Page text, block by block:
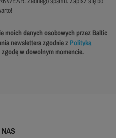
moich danych osobowych przez Baltic
newslettera zgodnie z Polityką
w dowolnym momencie.